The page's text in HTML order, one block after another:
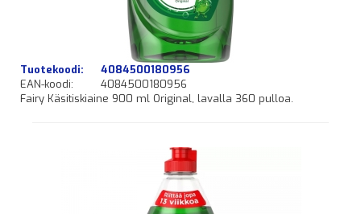
Tuotekoodi:
4084500180956
EAN-koodi:
4084500180956
Fairy Käsitiskiaine 900 ml Original, lavalla 360 pulloa.